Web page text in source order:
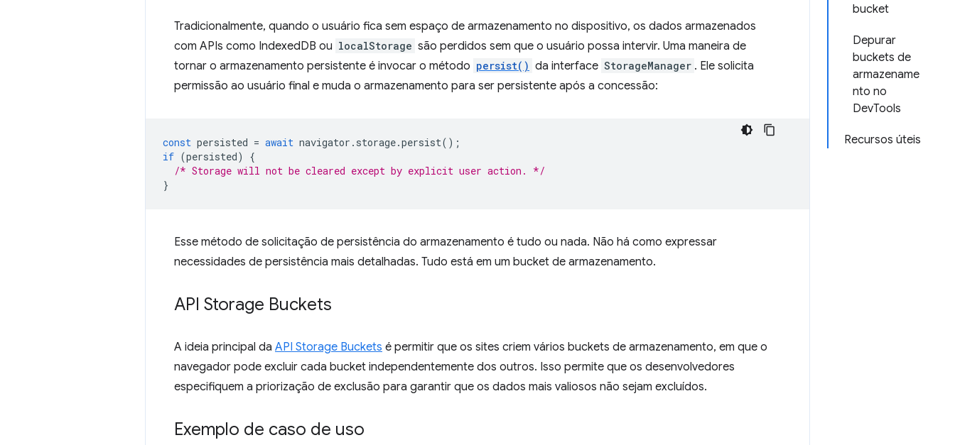
bucket
Depurar
buckets de
armazename
nto no
DevTools
Recursos úteis
Tradicionalmente, quando o usuário fica sem espaço de armazenamento no dispositivo, os dados armazenados
com APIs como IndexedDB ou localStorage são perdidos sem que o usuário possa intervir. Uma maneira de
tornar o armazenamento persistente é invocar o método persist() da interface StorageManager . Ele solicita
permissão ao usuário final e muda o armazenamento para ser persistente após a concessão:
const persisted = await navigator . storage.persist();
if (persisted)
{
/* Storage will not be cleared except by explicit user action. */
}
Esse método de solicitação de persistência do armazenamento é tudo ou nada. Não há como expressar
necessidades de persistência mais detalhadas. Tudo está em um bucket de armazenamento.
API Storage Buckets
A ideia principal da API Storage Buckets é permitir que os sites criem vários buckets de armazenamento, em que o
navegador pode excluir cada bucket independentemente dos outros. Isso permite que os desenvolvedores
especifiquem a priorização de exclusão para garantir que os dados mais valiosos não sejam excluídos.
Exemplo de caso de uso